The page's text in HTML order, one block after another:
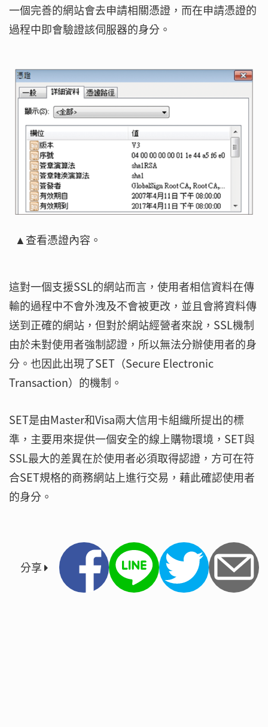
一個完善的網站會去申請相關憑證，而在申請憑證的
過程中即會驗證該伺服器的身分。
▲查看憑證內容。
這對一個支援SSL的網站而言，使用者相信資料在傳
輸的過程中不會外洩及不會被更改，並且會將資料傳
送到正確的網站，但對於網站經營者來說，SSL機制
由於未對使用者強制認證，所以無法分辦使用者的身
分。也因此出現了SET（Secure Electronic
Transaction）的機制。
SET是由Master和Visa兩大信用卡組織所提出的標
準，主要用來提供一個安全的線上購物環境，SET與
SSL最大的差異在於使用者必須取得認證，方可在符
合SET規格的商務網站上進行交易，藉此確認使用者
的身分。
分享